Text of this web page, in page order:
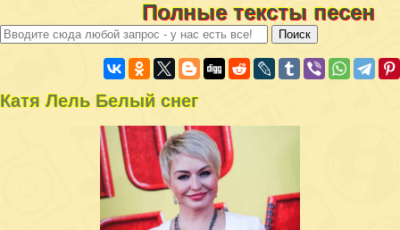
Полные тексты песен
Катя Лель Белый снег